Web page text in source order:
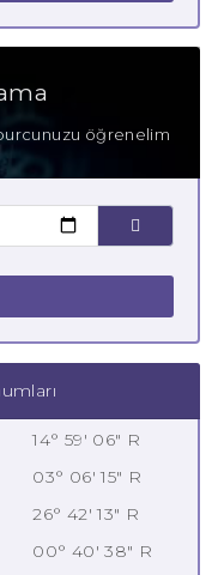
öğrenelim
14° 59' 06" R
03° 06' 15" R
26° 42' 13" R
00° 40' 38" R